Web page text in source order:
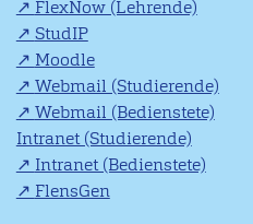
FlexNow (Lehrende)
StudIP
Moodle
Webmail (Studierende)
Webmail (Bedienstete)
Intranet (Studierende)
Intranet (Bedienstete)
FlensGen